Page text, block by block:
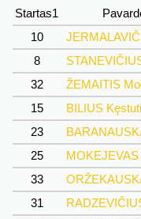
Startas1
10
8
32
ŽEMAITIS
15
BILIUS
23
25
MOKEJEVAS
33
31